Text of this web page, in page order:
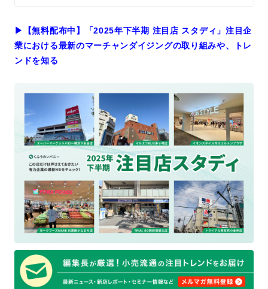
▶︎【無料配布中】「2025年下半期 注目店 スタディ」注目企
業における最新のマーチャンダイジングの取り組みや、トレ
ンドを知る